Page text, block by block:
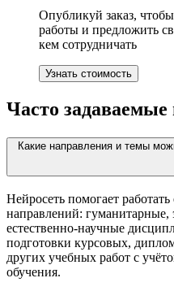
Опубликуй заказ,
работы и предложить
кем сотрудничать
Узнать стоимость
Часто
Какие направления и темы
Нейросеть помогает
направлений: гуманитарные,
естественно-научные
подготовки курсовых,
других учебных работ с
обучения.